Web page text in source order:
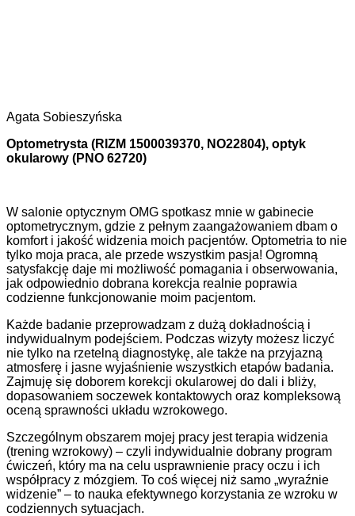
Agata Sobieszyńska
Optometrysta (RIZM 1500039370, NO22804), optyk
okularowy (PNO 62720)
W salonie optycznym OMG spotkasz mnie w gabinecie
optometrycznym, gdzie z pełnym zaangażowaniem dbam o
komfort i jakość widzenia moich pacjentów. Optometria to nie
tylko moja praca, ale przede wszystkim pasja! Ogromną
satysfakcję daje mi możliwość pomagania i obserwowania,
jak odpowiednio dobrana korekcja realnie poprawia
codzienne funkcjonowanie moim pacjentom.
Każde badanie przeprowadzam z dużą dokładnością i
indywidualnym podejściem. Podczas wizyty możesz liczyć
nie tylko na rzetelną diagnostykę, ale także na przyjazną
atmosferę i jasne wyjaśnienie wszystkich etapów badania.
Zajmuję się doborem korekcji okularowej do dali i bliży,
dopasowaniem soczewek kontaktowych oraz kompleksową
oceną sprawności układu wzrokowego.
Szczególnym obszarem mojej pracy jest terapia widzenia
(trening wzrokowy) – czyli indywidualnie dobrany program
ćwiczeń, który ma na celu usprawnienie pracy oczu i ich
współpracy z mózgiem. To coś więcej niż samo „wyraźnie
widzenie” – to nauka efektywnego korzystania ze wzroku w
codziennych sytuacjach.